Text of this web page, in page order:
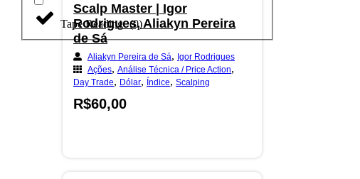
Tape Reading (0)
Scalp Master | Igor
Rodrigues, Aliakyn Pereira
de Sá
Aliakyn Pereira de Sá, Igor Rodrigues
Ações, Análise Técnica / Price Action,
Day Trade, Dólar, Índice, Scalping
R$60,00